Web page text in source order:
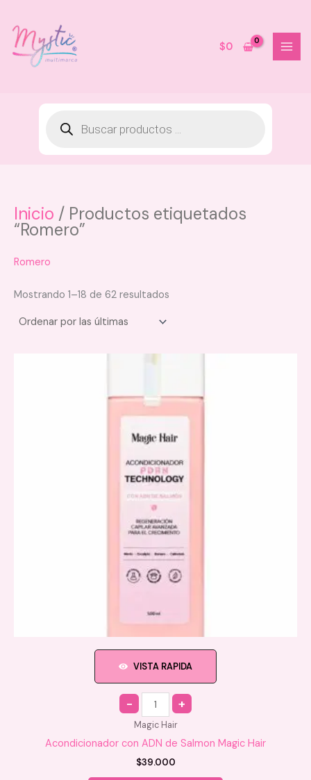
contenido
$0
Inicio / Productos etiquetados
“Romero”
Romero
Mostrando 1–18 de 62 resultados
VISTA RAPIDA
Quantity
Magic Hair
Acondicionador con ADN de Salmon Magic Hair
$39.000
Milagros
Splash Fantiluna -